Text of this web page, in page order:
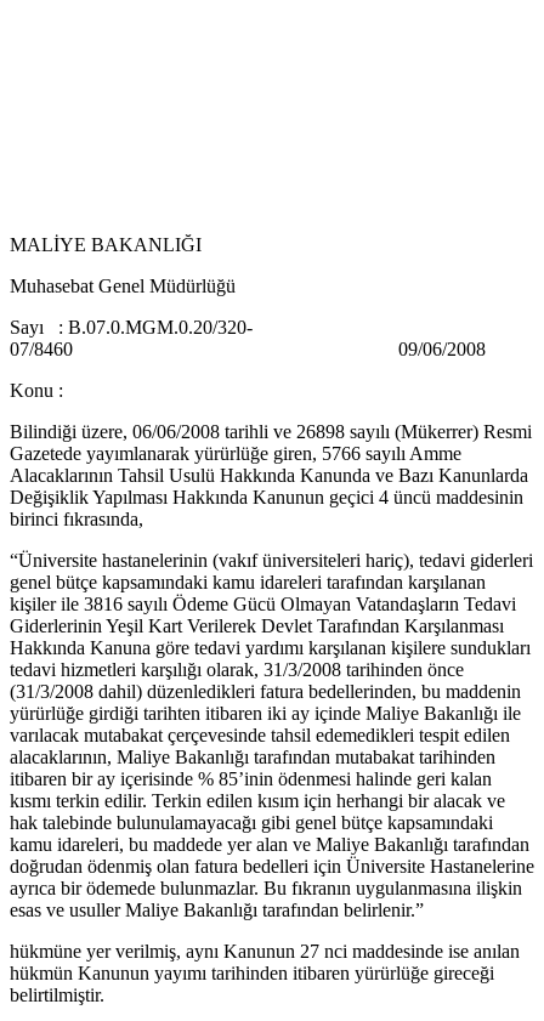
MALİYE BAKANLIĞI
Muhasebat Genel Müdürlüğü
Sayı : B.07.0.MGM.0.20/320-
07/8460 09/06/2008
Konu :
Bilindiği üzere, 06/06/2008 tarihli ve 26898 sayılı (Mükerrer) Resmi
Gazetede yayımlanarak yürürlüğe giren, 5766 sayılı Amme
Alacaklarının Tahsil Usulü Hakkında Kanunda ve Bazı Kanunlarda
Değişiklik Yapılması Hakkında Kanunun geçici 4 üncü maddesinin
birinci fıkrasında,
“Üniversite hastanelerinin (vakıf üniversiteleri hariç), tedavi giderleri
genel bütçe kapsamındaki kamu idareleri tarafından karşılanan
kişiler ile 3816 sayılı Ödeme Gücü Olmayan Vatandaşların Tedavi
Giderlerinin Yeşil Kart Verilerek Devlet Tarafından Karşılanması
Hakkında Kanuna göre tedavi yardımı karşılanan kişilere sundukları
tedavi hizmetleri karşılığı olarak, 31/3/2008 tarihinden önce
(31/3/2008 dahil) düzenledikleri fatura bedellerinden, bu maddenin
yürürlüğe girdiği tarihten itibaren iki ay içinde Maliye Bakanlığı ile
varılacak mutabakat çerçevesinde tahsil edemedikleri tespit edilen
alacaklarının, Maliye Bakanlığı tarafından mutabakat tarihinden
itibaren bir ay içerisinde % 85’inin ödenmesi halinde geri kalan
kısmı terkin edilir. Terkin edilen kısım için herhangi bir alacak ve
hak talebinde bulunulamayacağı gibi genel bütçe kapsamındaki
kamu idareleri, bu maddede yer alan ve Maliye Bakanlığı tarafından
doğrudan ödenmiş olan fatura bedelleri için Üniversite Hastanelerine
ayrıca bir ödemede bulunmazlar. Bu fıkranın uygulanmasına ilişkin
esas ve usuller Maliye Bakanlığı tarafından belirlenir.”
hükmüne yer verilmiş, aynı Kanunun 27 nci maddesinde ise anılan
hükmün Kanunun yayımı tarihinden itibaren yürürlüğe gireceği
belirtilmiştir.